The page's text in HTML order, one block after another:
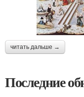
читать дальше →
Последние